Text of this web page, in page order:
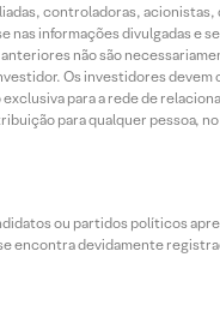
controladoras,
informações divulgadas e
não são
Os investidores
para a rede de
para qualquer pessoa,
ou partidos políticos
encontra devidamente